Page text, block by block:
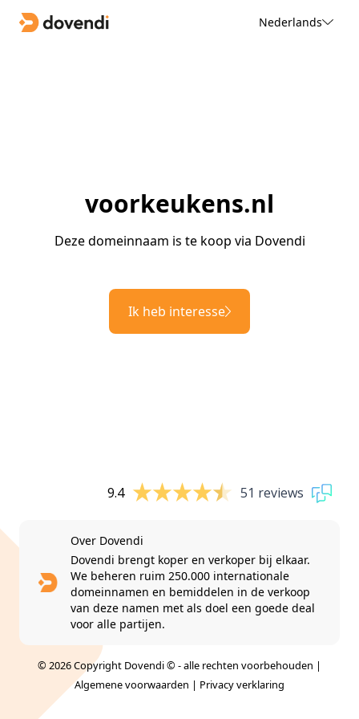
Nederlands
voorkeukens.nl
Deze domeinnaam is te koop via Dovendi
Ik heb interesse
9.4 51 reviews
Over Dovendi
Dovendi brengt koper en verkoper bij elkaar.
We beheren ruim 250.000 internationale
domeinnamen en bemiddelen in de verkoop
van deze namen met als doel een goede deal
voor alle partijen.
© 2026 Copyright Dovendi © - alle rechten voorbehouden |
Algemene voorwaarden | Privacy verklaring